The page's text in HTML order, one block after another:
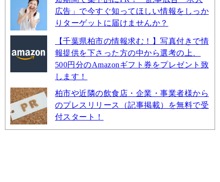
広告」で今すぐ知ってほしい情報をしっか
りターゲットに届けませんか？
【千葉県柏市の情報求む！】写真付きで情
報提供を下さった方の中から選考の上、
500円分のAmazonギフト券をプレゼント致
します！
柏市や近隣の飲食店・企業・事業者様から
のプレスリリース（記事掲載）を無料で受
付スタート！